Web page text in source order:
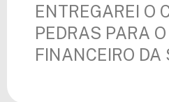
ENTREGAREI O
PEDRAS PARA
FINANCEIRO DA